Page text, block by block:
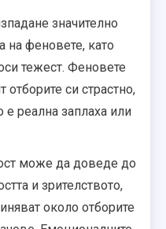
значително
на феновете, като
тежест. Феновете
си страстно,
е реална заплаха или
може да доведе до
и зрителството,
около отборите